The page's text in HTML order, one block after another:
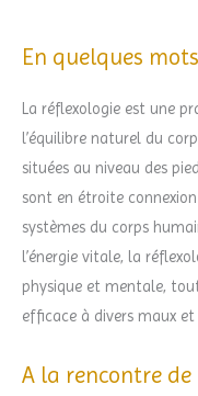
En quelques mots
La réflexologie est une
l’équilibre naturel du
situées au niveau des
sont en étroite
systèmes du corps
l’énergie vitale, la
physique et mentale,
efficace à divers maux et
A la rencontre